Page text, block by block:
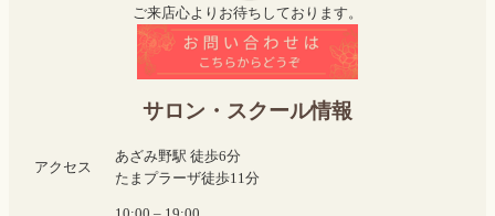
ご来店心よりお待ちしております。
サロン・スクール情報
アクセス
あざみ野駅 徒歩6分
たまプラーザ徒歩11分